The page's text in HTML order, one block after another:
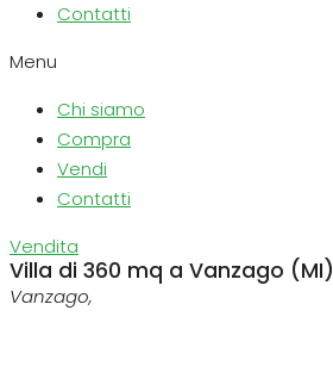
Contatti
Menu
Chi siamo
Compra
Vendi
Contatti
Vendita
Villa di 360 mq a Vanzago (MI)
Vanzago,